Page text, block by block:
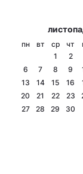
пн вт ср чт
1
2
6
7 8 9
13
14 15 16
20
21 22 23
27
28 29 30